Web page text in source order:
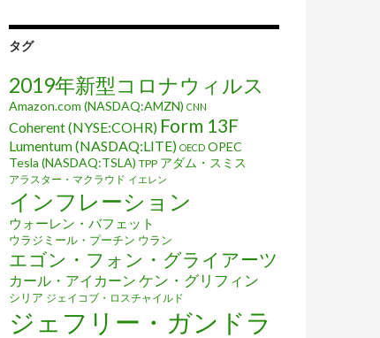
タグ
2019年新型コロナウィルス
Amazon.com (NASDAQ:AMZN) CNN
Coherent (NYSE:COHR) Form 13F
Lumentum (NASDAQ:LITE) OECD OPEC
Tesla (NASDAQ:TSLA) TPP アダム・スミス
アラスター・マクラウド イエレン
インフレーション
ウォーレン・バフェット
ウラジミール・プーチン ウラン
エゴン・フォン・グライアーツ
カール・アイカーン ケン・グリフィン
シリア ジェイコブ・ロスチャイルド
ジェフリー・ガンドラ